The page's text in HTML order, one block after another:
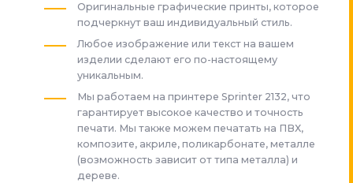
Оригинальные графические принты, которое
подчеркнут ваш индивидуальный стиль.
Любое изображение или текст на вашем
изделии сделают его по-настоящему
уникальным.
Мы работаем на принтере Sprinter 2132, что
гарантирует высокое качество и точность
печати. Мы также можем печатать на ПВХ,
композите, акриле, поликарбонате, металле
(возможность зависит от типа металла) и
дереве.